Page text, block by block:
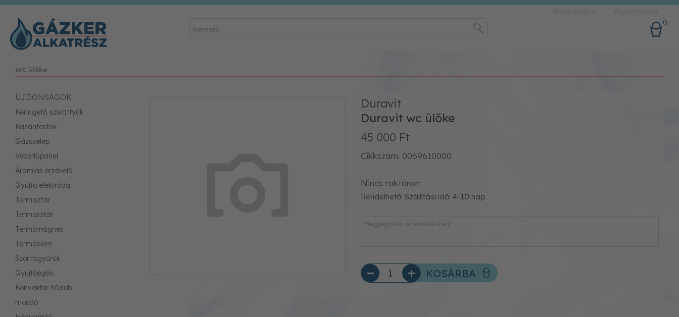
0
WC ülőke
Duravit
Duravit wc ülőke
45 000 Ft
Cikkszám: 0069610000
Nincs raktáron
Rendelhető! Szállítási idő: 4-10 nap
KOSÁRBA
ÚJDONSÁGOK
Keringető szivattyúk
Kazántestek
Gázszelep
Vezérlőpanel
Áramlás érzékelő
Gyújtó elektróda
Termisztor
Termosztát
Termomágnes
Termoelem
Szorítógyűrűk
Gyújtóégők
Konvektor hődob
mosdó